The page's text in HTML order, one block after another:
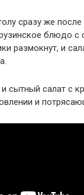
сразу же после
блюдо
размокнут, и
сытный салат с
и